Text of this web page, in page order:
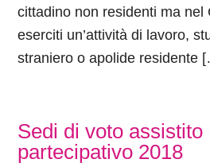
cittadino non residenti ma nel
eserciti un’attività di lavoro,
straniero o apolide residente
Sedi di voto assistito
partecipativo 2018